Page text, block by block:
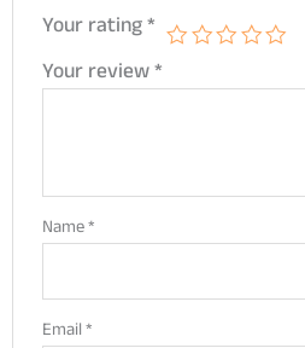
Your rating*
Your review*
Name*
Email*